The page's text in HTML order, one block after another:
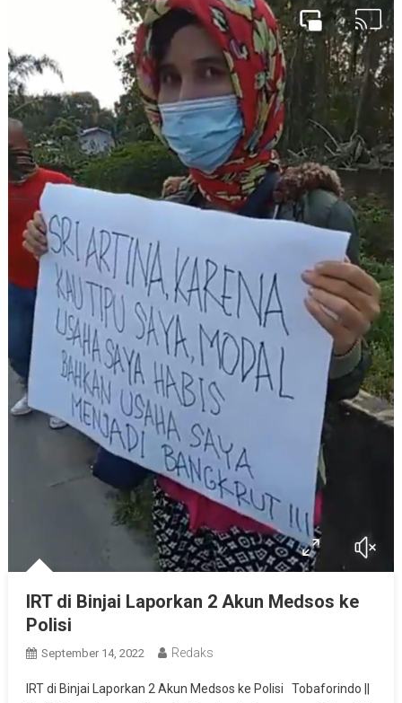
IRT di Binjai Laporkan 2 Akun Medsos ke
Polisi
September 14, 2022 Redaks
IRT di Binjai Laporkan 2 Akun Medsos ke Polisi Tobaforindo ||